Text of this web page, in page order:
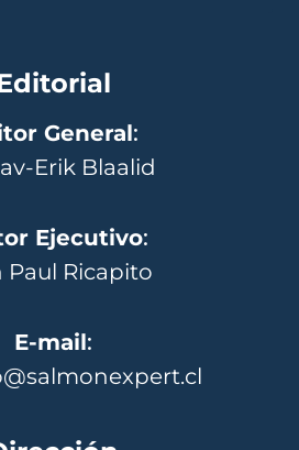
General:
Erik Blaalid
Ejecutivo:
Paul Ricapito
E-mail: